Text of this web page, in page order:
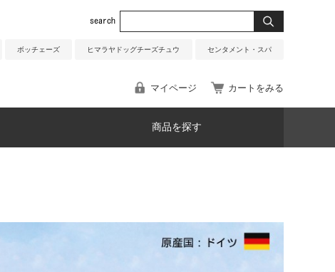
ボッチェーズ ヒマラヤドッグチーズチュウ センタメント・スパ
マイページ カートをみる
商品を探す